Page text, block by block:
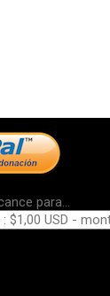
para...